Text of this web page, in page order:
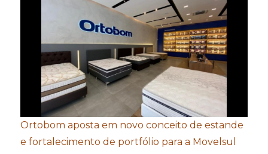
Ortobom aposta em novo conceito de estande
e fortalecimento de portfólio para a Movelsul